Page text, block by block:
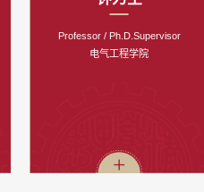
Professor / Ph.D.Supervisor
电气工程学院